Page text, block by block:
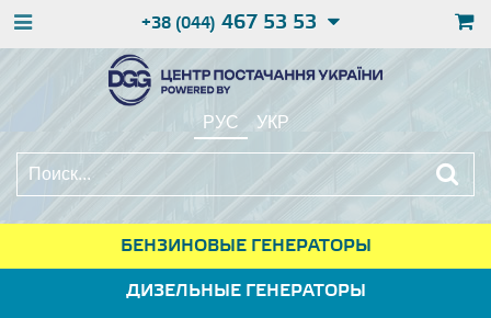
+38 (044) 467 53 53
РУС УКР
БЕНЗИНОВЫЕ ГЕНЕРАТОРЫ
ДИЗЕЛЬНЫЕ ГЕНЕРАТОРЫ